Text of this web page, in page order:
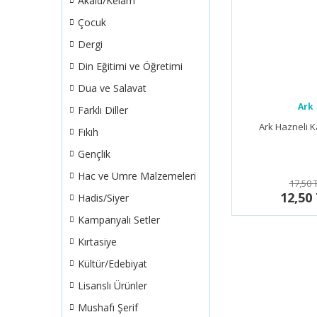
Çocuk
Dergi
Din Eğitimi ve Öğretimi
Dua ve Salavat
Farklı Diller
Fıkıh
Gençlik
Hac ve Umre Malzemeleri
Hadis/Siyer
Kampanyalı Setler
Kırtasiye
Kültür/Edebiyat
Lisanslı Ürünler
Mushafı Şerif
Ark
Ark Hazneli
17,50
12,50